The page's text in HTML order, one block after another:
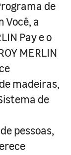
de
Você, a
Pay e o
MERLIN
madeiras,
de
pessoas,